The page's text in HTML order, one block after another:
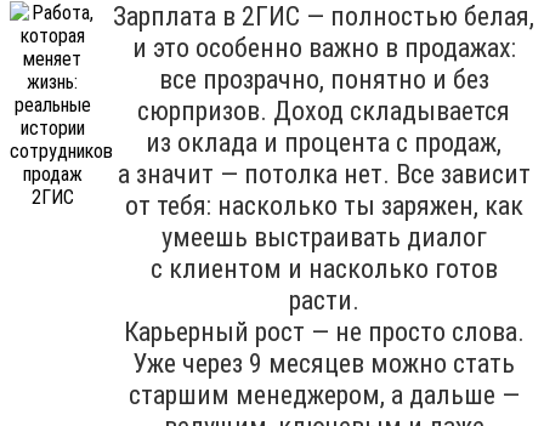
Зарплата в 2ГИС — полностью белая,
и это особенно важно в продажах:
все прозрачно, понятно и без
сюрпризов. Доход складывается
из оклада и процента с продаж,
а значит — потолка нет. Все зависит
от тебя: насколько ты заряжен, как
умеешь выстраивать диалог
с клиентом и насколько готов
расти.
Карьерный рост — не просто слова.
Уже через 9 месяцев можно стать
старшим менеджером, а дальше —